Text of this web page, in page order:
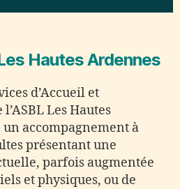
Hautes Ardennes
d’Accueil et
Les Hautes
accompagnement à
présentant une
parfois augmentée
et physiques, ou de